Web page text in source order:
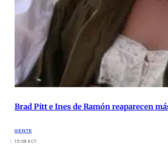
Brad Pitt e Ines de Ramón reaparecen
GENTE
15:08 ECT